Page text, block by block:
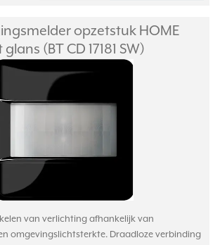
opzetstuk HOME
(BT CD 17181 SW)
van verlichting afhankelijk van
omgevingslichtsterkte. Draadloze verbinding